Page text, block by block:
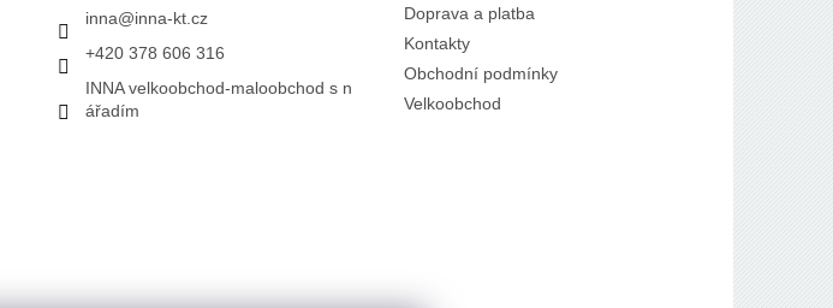
inna@inna-kt.cz
+420 378 606 316
INNA velkoobchod-maloobchod s n
ářadím
Doprava a platba
Kontakty
Obchodní podmínky
Velkoobchod